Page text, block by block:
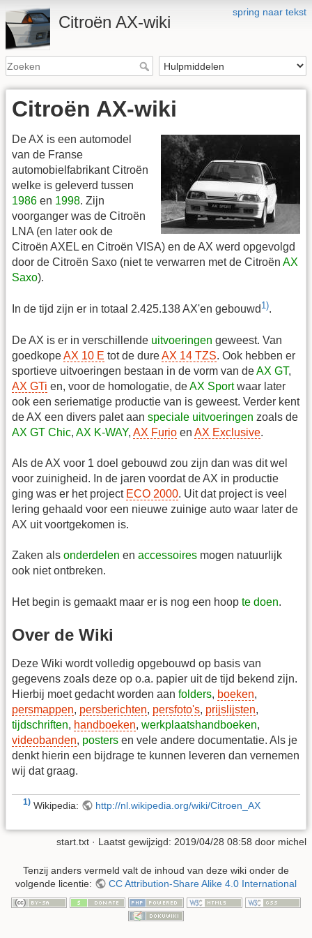
spring naar tekst
Citroën AX-wiki
Citroën AX-wiki
De AX is een automodel
van de Franse
automobielfabrikant Citroën
welke is geleverd tussen
1986 en 1998. Zijn
voorganger was de Citroën
LNA (en later ook de
Citroën AXEL en Citroën VISA) en de AX werd opgevolgd
door de Citroën Saxo (niet te verwarren met de Citroën AX
Saxo).
In de tijd zijn er in totaal 2.425.138 AX'en gebouwd 1).
De AX is er in verschillende uitvoeringen geweest. Van
goedkopeAX 10 E tot de dureAX 14 TZS. Ook hebben er
sportieve uitvoeringen bestaan in de vorm van deAX GT,
AX GTi en, voor de homologatie, deAX Sportwaar later
ook een seriematige productie van is geweest. Verder kent
de AX een divers palet aan speciale uitvoeringen zoals de
AX GT Chic, AX K-WAY, AX Furio en AX Exclusive.
Als de AX voor 1 doel gebouwd zou zijn dan was dit wel
voor zuinigheid. In de jaren voordat de AX in productie
ging was er het project ECO 2000. Uit dat project is veel
lering gehaald voor een nieuwe zuinige auto waar later de
AX uit voortgekomen is.
Zaken als onderdelen en accessoires mogen natuurlijk
ook niet ontbreken.
Het begin is gemaakt maar er is nog een hoop te doen.
Over de Wiki
Deze Wiki wordt volledig opgebouwd op basis van
gegevens zoals deze op o.a. papier uit de tijd bekend zijn.
Hierbij moet gedacht worden aan folders, boeken,
persmappen, persberichten, persfoto's, prijslijsten,
tijdschriften, handboeken, werkplaatshandboeken,
videobanden, posters en vele andere documentatie. Als je
denkt hierin een bijdrage te kunnen leveren dan vernemen
wij dat graag.
1) Wikipedia: http://nl.wikipedia.org/wiki/Citroen_AX
start.txt · Laatst gewijzigd: 2019/04/28 08:58 door michel
Tenzij anders vermeld valt de inhoud van deze wiki onder de
volgende licentie:
CC Attribution-Share Alike 4.0 International